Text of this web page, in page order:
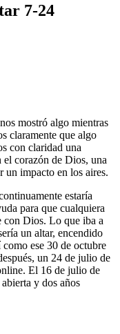
7-24
mostró algo mientras
claramente que algo
con claridad una
el corazón de Dios, una
un impacto en los aires.
estaría
para que cualquiera
con Dios. Lo que iba a
un altar, encendido
ese 30 de octubre
un 24 de julio de
El 16 de julio de
y dos años